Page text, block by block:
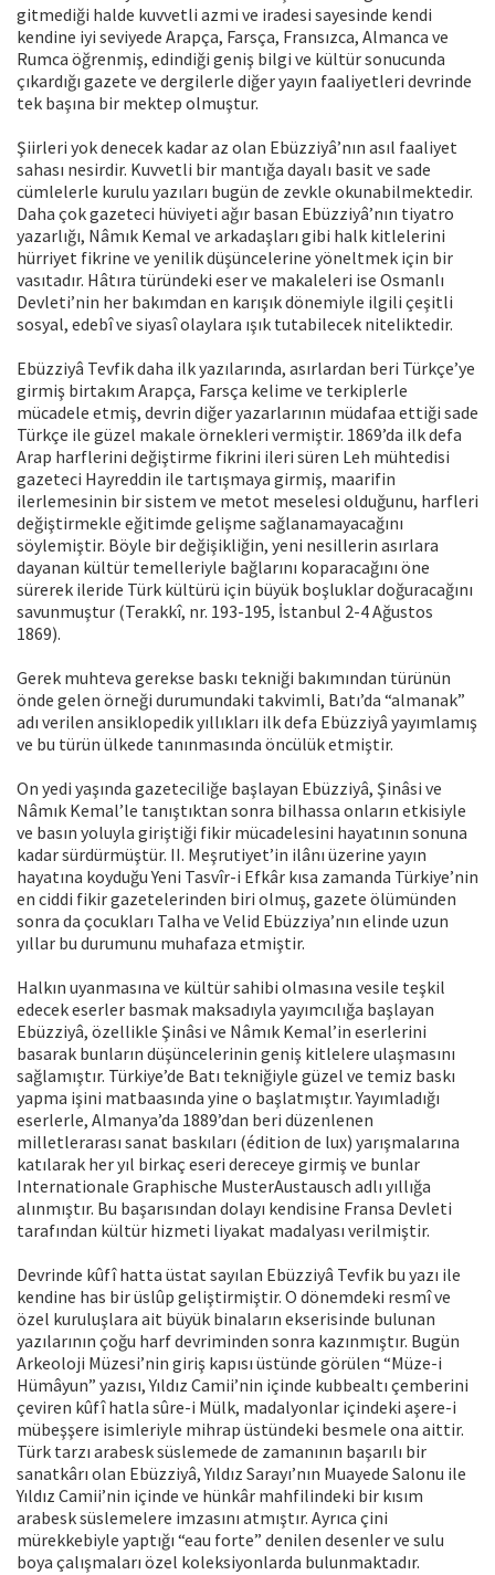
gitmediği halde kuvvetli azmi ve iradesi sayesinde kendi
kendine iyi seviyede Arapça, Farsça, Fransızca, Almanca ve
Rumca öğrenmiş, edindiği geniş bilgi ve kültür sonucunda
çıkardığı gazete ve dergilerle diğer yayın faaliyetleri devrinde
tek başına bir mektep olmuştur.
Şiirleri yok denecek kadar az olan Ebüzziyâ’nın asıl faaliyet
sahası nesirdir. Kuvvetli bir mantığa dayalı basit ve sade
cümlelerle kurulu yazıları bugün de zevkle okunabilmektedir.
Daha çok gazeteci hüviyeti ağır basan Ebüzziyâ’nın tiyatro
yazarlığı, Nâmık Kemal ve arkadaşları gibi halk kitlelerini
hürriyet fikrine ve yenilik düşüncelerine yöneltmek için bir
vasıtadır. Hâtıra türündeki eser ve makaleleri ise Osmanlı
Devleti’nin her bakımdan en karışık dönemiyle ilgili çeşitli
sosyal, edebî ve siyasî olaylara ışık tutabilecek niteliktedir.
Ebüzziyâ Tevfik daha ilk yazılarında, asırlardan beri Türkçe’ye
girmiş birtakım Arapça, Farsça kelime ve terkiplerle
mücadele etmiş, devrin diğer yazarlarının müdafaa ettiği sade
Türkçe ile güzel makale örnekleri vermiştir. 1869’da ilk defa
Arap harflerini değiştirme fikrini ileri süren Leh mühtedisi
gazeteci Hayreddin ile tartışmaya girmiş, maarifin
ilerlemesinin bir sistem ve metot meselesi olduğunu, harfleri
değiştirmekle eğitimde gelişme sağlanamayacağını
söylemiştir. Böyle bir değişikliğin, yeni nesillerin asırlara
dayanan kültür temelleriyle bağlarını koparacağını öne
sürerek ileride Türk kültürü için büyük boşluklar doğuracağını
savunmuştur (Terakkî, nr. 193-195, İstanbul 2-4 Ağustos
1869).
Gerek muhteva gerekse baskı tekniği bakımından türünün
önde gelen örneği durumundaki takvimli, Batı’da “almanak”
adı verilen ansiklopedik yıllıkları ilk defa Ebüzziyâ yayımlamış
ve bu türün ülkede tanınmasında öncülük etmiştir.
On yedi yaşında gazeteciliğe başlayan Ebüzziyâ, Şinâsi ve
Nâmık Kemal’le tanıştıktan sonra bilhassa onların etkisiyle
ve basın yoluyla giriştiği fikir mücadelesini hayatının sonuna
kadar sürdürmüştür. II. Meşrutiyet’in ilânı üzerine yayın
hayatına koyduğu Yeni Tasvîr-i Efkâr kısa zamanda Türkiye’nin
en ciddi fikir gazetelerinden biri olmuş, gazete ölümünden
sonra da çocukları Talha ve Velid Ebüzziya’nın elinde uzun
yıllar bu durumunu muhafaza etmiştir.
Halkın uyanmasına ve kültür sahibi olmasına vesile teşkil
edecek eserler basmak maksadıyla yayımcılığa başlayan
Ebüzziyâ, özellikle Şinâsi ve Nâmık Kemal’in eserlerini
basarak bunların düşüncelerinin geniş kitlelere ulaşmasını
sağlamıştır. Türkiye’de Batı tekniğiyle güzel ve temiz baskı
yapma işini matbaasında yine o başlatmıştır. Yayımladığı
eserlerle, Almanya’da 1889’dan beri düzenlenen
milletlerarası sanat baskıları (édition de lux) yarışmalarına
katılarak her yıl birkaç eseri dereceye girmiş ve bunlar
Internationale Graphische MusterAustausch adlı yıllığa
alınmıştır. Bu başarısından dolayı kendisine Fransa Devleti
tarafından kültür hizmeti liyakat madalyası verilmiştir.
Devrinde kûfî hatta üstat sayılan Ebüzziyâ Tevfik bu yazı ile
kendine has bir üslûp geliştirmiştir. O dönemdeki resmî ve
özel kuruluşlara ait büyük binaların ekserisinde bulunan
yazılarının çoğu harf devriminden sonra kazınmıştır. Bugün
Arkeoloji Müzesi’nin giriş kapısı üstünde görülen “Müze-i
Hümâyun” yazısı, Yıldız Camii’nin içinde kubbealtı çemberini
çeviren kûfî hatla sûre-i Mülk, madalyonlar içindeki aşere-i
mübeşşere isimleriyle mihrap üstündeki besmele ona aittir.
Türk tarzı arabesk süslemede de zamanının başarılı bir
sanatkârı olan Ebüzziyâ, Yıldız Sarayı’nın Muayede Salonu ile
Yıldız Camii’nin içinde ve hünkâr mahfilindeki bir kısım
arabesk süslemelere imzasını atmıştır. Ayrıca çini
mürekkebiyle yaptığı “eau forte” denilen desenler ve sulu
boya çalışmaları özel koleksiyonlarda bulunmaktadır.